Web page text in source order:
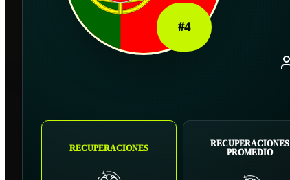
#4
RECUPERACIONES
RECUPERACIONES
PROMEDIO